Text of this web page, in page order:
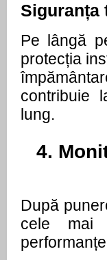
Siguranța
Pe lângă
protecția
contribuie
lung.
4.
După
cele mai